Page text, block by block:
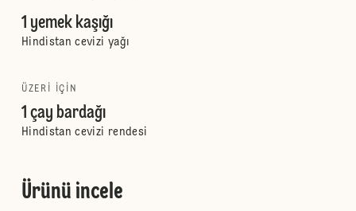
1 yemek kaşığı
Hindistan cevizi yağı
ÜZERI IÇIN
1 çay bardağı
Hindistan cevizi rendesi
Ürünü incele